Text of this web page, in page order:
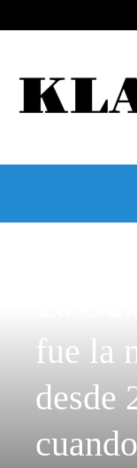
fue la
desde